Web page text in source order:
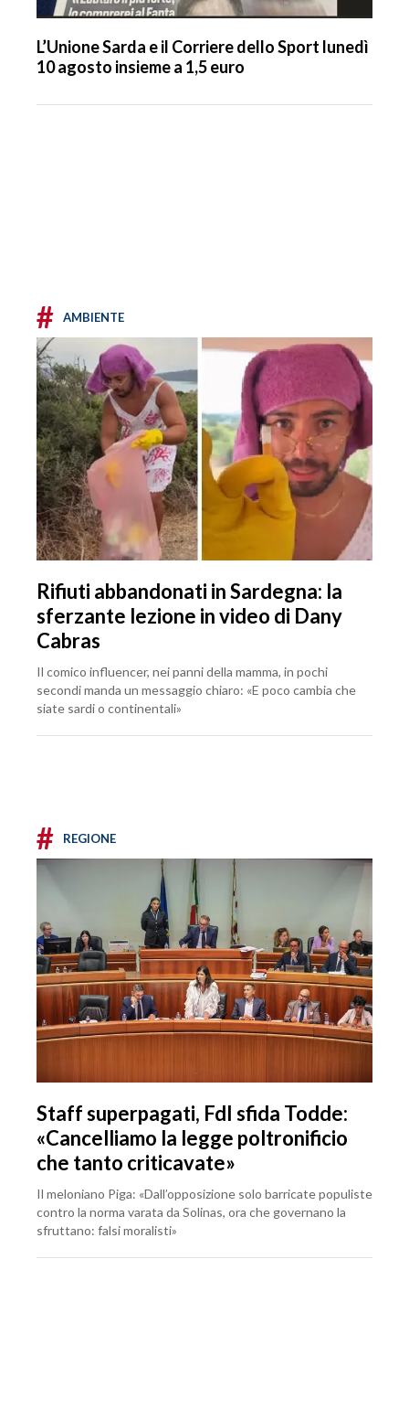
L’Unione Sarda e il Corriere dello Sport lunedì
10 agosto insieme a 1,5 euro
# AMBIENTE
Rifiuti abbandonati in Sardegna: la
sferzante lezione in video di Dany
Cabras
Il comico influencer, nei panni della mamma, in pochi
secondi manda un messaggio chiaro: «E poco cambia che
siate sardi o continentali»
# REGIONE
Staff superpagati, FdI sfida Todde:
«Cancelliamo la legge poltronificio
che tanto criticavate»
Il meloniano Piga: «Dall’opposizione solo barricate populiste
contro la norma varata da Solinas, ora che governano la
sfruttano: falsi moralisti»